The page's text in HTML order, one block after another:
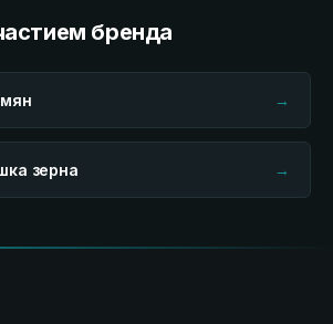
бренда
→
зерна →